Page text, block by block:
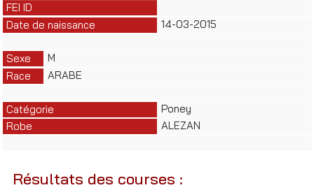
FEI ID
Date de naissance
14-03-2015
Sexe
M
Race
ARABE
Catégorie
Poney
Robe
ALEZAN
Résultats des courses :